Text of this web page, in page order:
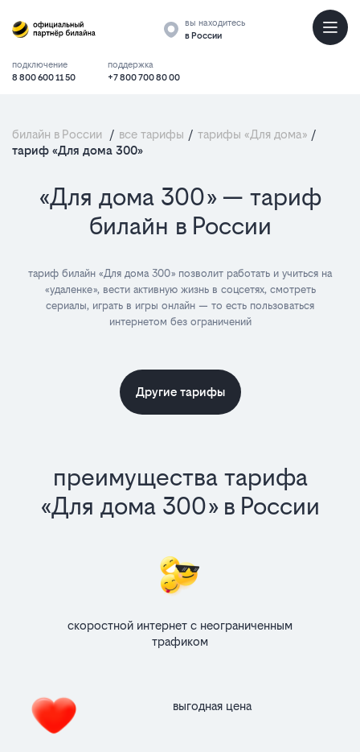
вы находитесь
в России
подключение
8 800 600 11 50
поддержка
+7 800 700 80 00
билайн в России / все тарифы / тарифы «Для дома» /
тариф «Для дома 300»
«Для дома 300» — тариф
билайн в России
тариф билайн «Для дома 300» позволит работать и учиться на
«удаленке», вести активную жизнь в соцсетях, смотреть
сериалы, играть в игры онлайн — то есть пользоваться
интернетом без ограничений
Другие тарифы
преимущества тарифа
«Для дома 300» в России
скоростной интернет с неограниченным
трафиком
выгодная цена